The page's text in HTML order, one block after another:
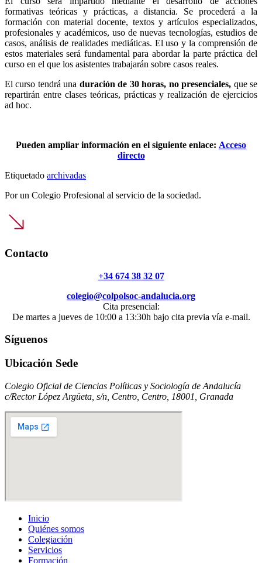
formativas teóricas y prácticas, a distancia. Se procederá a la
formación con material docente, textos y artículos especializados,
profesionales y académicos, uso de nuevas tecnologías, estudios de
casos, análisis de realidades mediáticas. El uso y la comprensión de
estos materiales será fundamental para abordar la parte práctica del
curso en el que los asistentes trabajarán sobre casos reales.
El curso tendrá una duración de 30 horas, no presenciales, que se
repartirán entre clases teóricas, prácticas y realización de ejercicios
ad hoc.
Pueden ampliar información en el siguiente enlace: Acceso
directo
Etiquetado archivadas
Por un Colegio Profesional al servicio de la sociedad.
Contacto
+34 674 38 32 07
colegio@colpolsoc-andalucia.org
Cita presencial:
De martes a jueves de 10:00 a 13:30h bajo cita previa vía e-mail.
Síguenos
Ubicación Sede
Colegio Oficial de Ciencias Políticas y Sociología de Andalucía
c/Rector López Argüeta, s/n, Centro, Centro, 18001, Granada
Inicio
Quiénes somos
Colegiación
Servicios
Formación